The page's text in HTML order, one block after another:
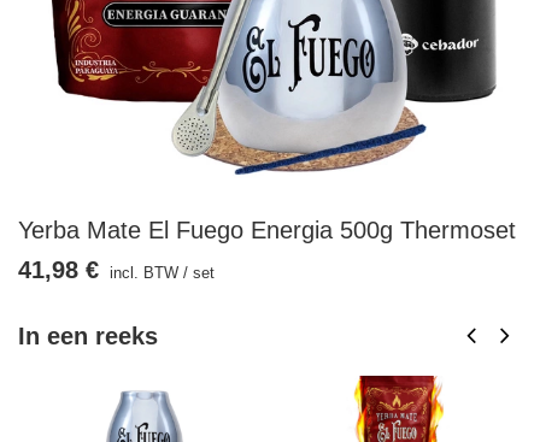
Yerba Mate El Fuego Energia 500g Thermoset
In een reeks
41,98 € incl. BTW / set